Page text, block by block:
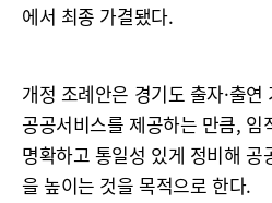
에서 최종 가결됐다.
개정 조례안은 경기도 출자·출
공공서비스를 제공하는 만큼,
명확하고 통일성 있게 정비해 공
을 높이는 것을 목적으로 한다.